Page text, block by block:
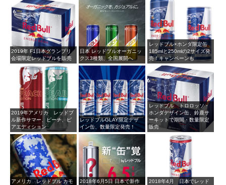
2019年 F1日本グランプリ
会場限定レッドブルを販売
日本 レッドブルオーガニッ
クス3種類、全国展開へ
レッドブル×ホンダ限定缶
185mlと250mlの2サイズ発
売！キャンペーンも
2019年アメリカ レッドブ
ル新作サマー、ピーチ、ピ
アエディション
レッドブルGLAY限定デザ
イン缶、数量限定発売！
レッドブル トロロッソ・
ホンダデザイン缶、鈴鹿サ
ーキットで期間・数量限定
販売
アメリカ レッドブル カモ
2018年6月5日 日本で新作
2018年4月 日本でレッド